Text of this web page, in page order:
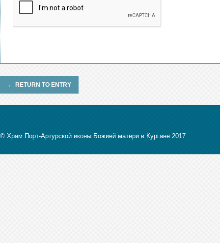
← RETURN TO ENTRY
© Храм Порт-Артурской иконы Божией матери в Кургане 2017